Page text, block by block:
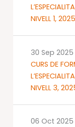
NIVELL 1,
CURS DE
NIVELL 3,
30 Sep 2025
06 Oct 2025